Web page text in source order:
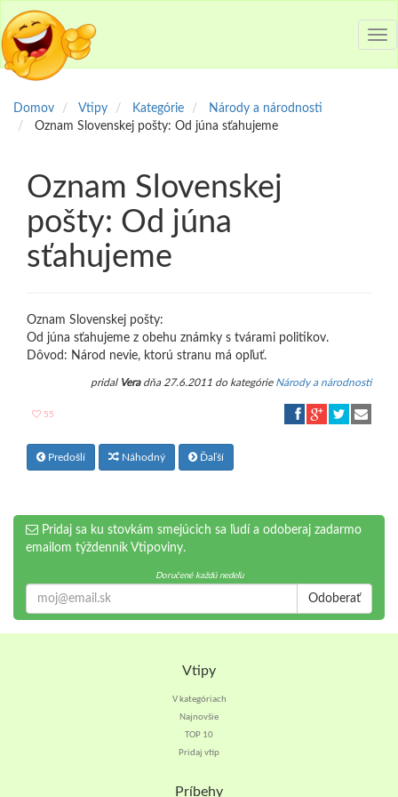
Domov Vtipy Kategórie
Národy a národnosti
Oznam Slovenskej pošty: Od júna sťahujeme
Oznam Slovenskej
pošty: Od júna
sťahujeme
Oznam Slovenskej pošty:
Od júna sťahujeme z obehu známky s tvárami politikov.
Dôvod: Národ nevie, ktorú stranu má opľuť.
pridal Veradňa 27.6.2011 do kategórie Národy a národnosti
55
Predošlí Náhodný Ďaľší
Pridaj sa ku stovkám smejúcich sa ľudí a odoberaj zadarmo
emailom týždenník Vtipoviny.
Doručené každú nedeľu
Odoberať
Vtipy
V kategóriach
Najnovšie
TOP 10
Pridaj vtip
Príbehy